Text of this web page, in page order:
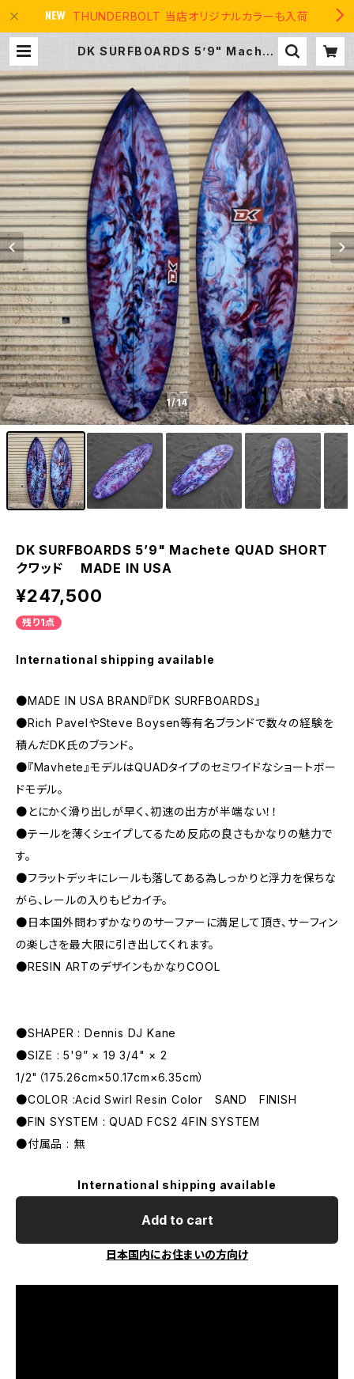
THUNDERBOLT 当店オリジナルカラーも入荷
DK SURFBOARDS 5’9" Machet
E IN USA | THE USA SURF
1/14
DK SURFBOARDS 5’9" Machete QUAD SHORT
クワッド MADE IN USA
¥247,500
残り1点
International shipping available
●MADE IN USA BRAND『DK SURFBOARDS』
●Rich PavelやSteve Boysen等有名ブランドで数々の経験を
積んだDK氏のブランド。
●『Mavhete』モデルはQUADタイプのセミワイドなショートボー
ドモデル。
●とにかく滑り出しが早く、初速の出方が半端ない！！
●テールを薄くシェイプしてるため反応の良さもかなりの魅力で
す。
●フラットデッキにレールも落してある為しっかりと浮力を保ちな
がら、レールの入りもピカイチ。
●日本国外問わずかなりのサーファーに満足して頂き、サーフィン
の楽しさを最大限に引き出してくれます。
●RESIN ARTのデザインもかなりCOOL
●SHAPER : Dennis DJ Kane
●SIZE : 5'9” × 19 3/4" × 2
1/2"（175.26cm×50.17cm×6.35cm）
●COLOR :Acid Swirl Resin Color SAND FINISH
●FIN SYSTEM : QUAD FCS2 4FIN SYSTEM
●付属品 : 無
International shipping available
Add to cart
日本国内にお住まいの方向け